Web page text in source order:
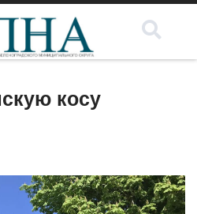
косу